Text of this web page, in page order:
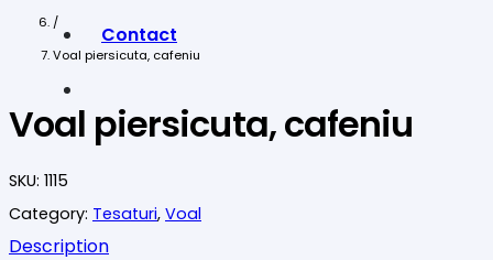
Contact
/
Voal piersicuta, cafeniu
Voal piersicuta, cafeniu
SKU: 1115
Category: Tesaturi, Voal
Description